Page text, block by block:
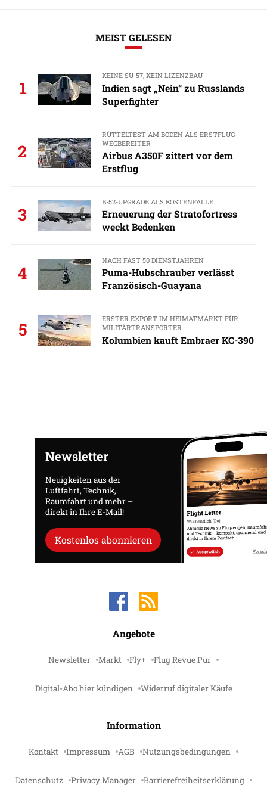
MEIST GELESEN
1
KEINE SU-57, KEIN LIZENZBAU
Indien sagt „Nein“ zu Russlands
Superfighter
2
RÜTTELTEST AM BODEN ALS ERSTFLUG-
WEGBEREITER
Airbus A350F zittert vor dem
Erstflug
3
B-52-UPGRADE ALS KOSTENFALLE
Erneuerung der Stratofortress
weckt Bedenken
4
NACH FAST 50 DIENSTJAHREN
Puma-Hubschrauber verlässt
Französisch-Guayana
5
ERSTER EXPORT IM HEIMATMARKT FÜR
MILITÄRTRANSPORTER
Kolumbien kauft Embraer KC-390
Newsletter
Neuigkeiten aus der
Luftfahrt, Technik,
Raumfahrt und mehr –
direkt in Ihre E-Mail!
Kostenlos abonnieren
Angebote
Newsletter Markt Fly+ Flug Revue Pur
Digital-Abo hier kündigen Widerruf digitaler Käufe
Information
Kontakt Impressum AGB Nutzungsbedingungen
Datenschutz Privacy Manager Barrierefreiheitserklärung